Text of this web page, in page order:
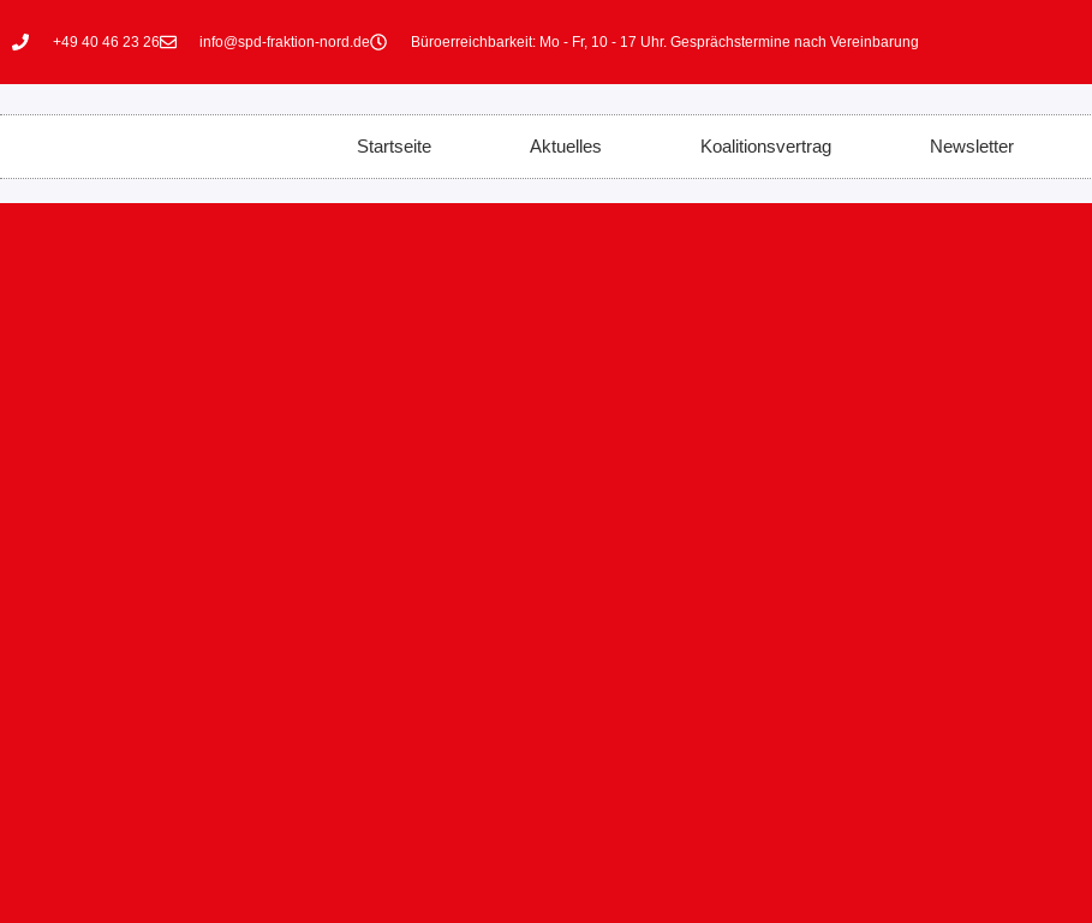
+49 40 46 23 26 info@spd-fraktion-nord.de Büroerreichbarkeit: Mo - Fr, 10 - 17 Uhr. Gesprächstermine nach Vereinbarung
Startseite Aktuelles Koalitionsvertrag Newsletter